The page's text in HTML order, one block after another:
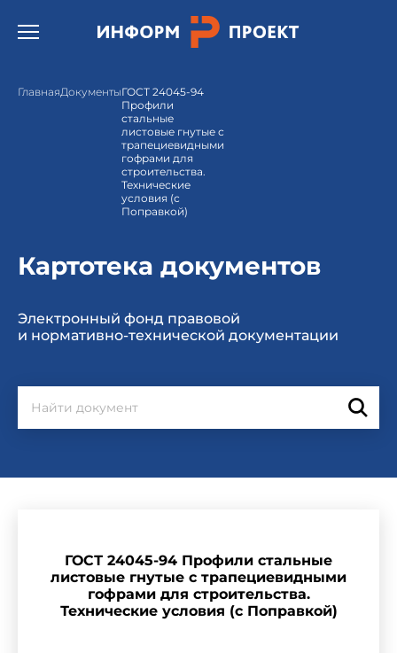
Открыть бургер меню.
ГлавнаяДокументыГОСТ 24045-94
Профили
стальные
листовые гнутые с
трапециевидными
гофрами для
строительства.
Технические
условия (с
Поправкой)
Картотека документов
Электронный фонд правовой
и нормативно-технической документации
ГОСТ 24045-94 Профили стальные
листовые гнутые с трапециевидными
гофрами для строительства.
Технические условия (с Поправкой)